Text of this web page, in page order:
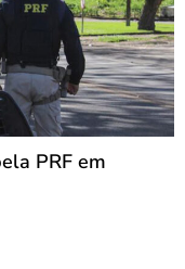
PRF em